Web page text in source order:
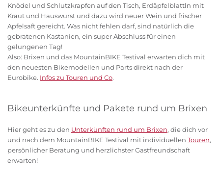
Knödel und Schlutzkrapfen auf den Tisch, Erdäpfelblattln mit
Kraut und Hauswurst und dazu wird neuer Wein und frischer
Apfelsaft gereicht. Was nicht fehlen darf, sind natürlich die
gebratenen Kastanien, ein super Abschluss für einen
gelungenen Tag!
Also: Brixen und das MountainBIKE Testival erwarten dich mit
den neuesten Bikemodellen und Parts direkt nach der
Eurobike. Infos zu Touren und Co.
Bikeunterkünfte und Pakete rund um Brixen
Hier geht es zu den Unterkünften rund um Brixen, die dich vor
und nach dem MountainBIKE Testival mit individuellen Touren,
persönlicher Beratung und herzlichster Gastfreundschaft
erwarten!